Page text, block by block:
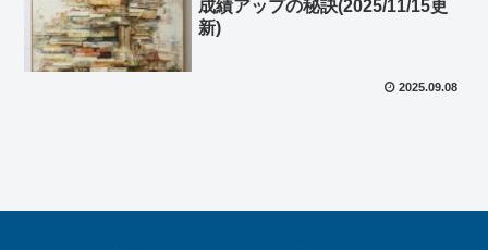
成績アップの秘訣(2025/11/15更
新)
2025.09.08